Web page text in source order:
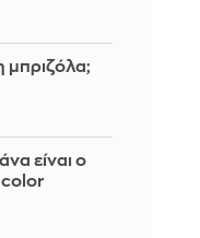
μπριζόλα;
είναι ο
color